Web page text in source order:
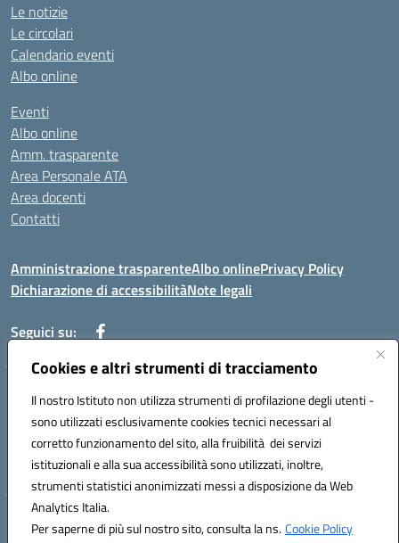
Cookies e altri strumenti di tracciamento
Il nostro Istituto non utilizza strumenti di profilazione degli utenti -
sono utilizzati esclusivamente cookies tecnici necessari al
corretto funzionamento del sito, alla fruibilità dei servizi
istituzionali e alla sua accessibilità sono utilizzati, inoltre,
strumenti statistici anonimizzati messi a disposizione da Web
Analytics Italia.
Per saperne di più sul nostro sito, consulta la ns.Cookie Policy
Le notizie
Le circolari
Calendario eventi
Albo online
Eventi
Albo online
Amm. trasparente
Area Personale ATA
Area docenti
Contatti
Amministrazione trasparenteAlbo onlinePrivacy Policy
Dichiarazione di accessibilitàNote legali
Seguici su:
Indirizzo: VIA BRECCIAME, 46 - 81024 MADDALONI (CE)
Mail: CEIC8AU001@istruzione.it - Pec: CEIC8AU001@pec.istruzione.it -
Telefono: 0823408721
Meccanografico: CEIC8AU001
Codice fiscale: 93086080616
Hosting & Powered by 3D Solution S.r.l.